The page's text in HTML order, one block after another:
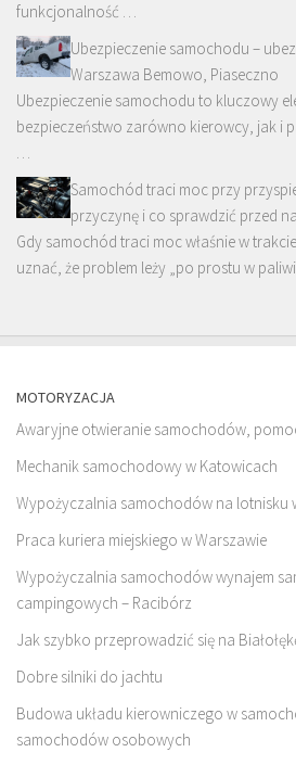
funkcjonalność …
Ubezpieczenie samochodu –
Warszawa Bemowo, Piaseczno
Ubezpieczenie samochodu to kluczowy
bezpieczeństwo zarówno kierowcy, jak i
…
Samochód traci moc przy
przyczynę i co sprawdzić przed
Gdy samochód traci moc właśnie w
uznać, że problem leży „po prostu w
MOTORYZACJA
Awaryjne otwieranie samochodów,
Mechanik samochodowy w Katowicach
Wypożyczalnia samochodów na lotnisku
Praca kuriera miejskiego w Warszawie
Wypożyczalnia samochodów wynajem
campingowych – Racibórz
Jak szybko przeprowadzić się na
Dobre silniki do jachtu
Budowa układu kierowniczego w
samochodów osobowych